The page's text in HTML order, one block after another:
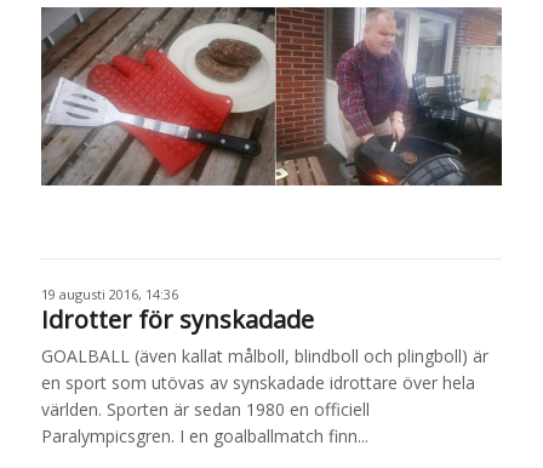
19 augusti 2016, 14:36
Idrotter för synskadade
GOALBALL (även kallat målboll, blindboll och plingboll) är
en sport som utövas av synskadade idrottare över hela
världen. Sporten är sedan 1980 en officiell
Paralympicsgren. I en goalballmatch finn...